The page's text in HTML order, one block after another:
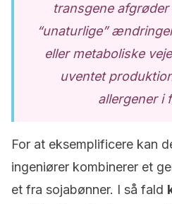
transgene
“unaturlige”
eller metaboliske
uventet
allergener i
For at eksemplificere kan
ingeniører kombinerer et
et fra sojabønner. I så fald